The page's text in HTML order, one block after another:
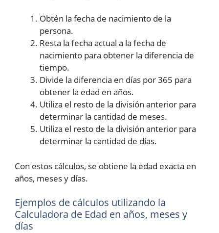
Obtén la fecha de nacimiento de la
persona.
Resta la fecha actual a la fecha de
nacimiento para obtener la diferencia de
tiempo.
Divide la diferencia en días por 365 para
obtener la edad en años.
Utiliza el resto de la división anterior para
determinar la cantidad de meses.
Utiliza el resto de la división anterior para
determinar la cantidad de días.
Con estos cálculos, se obtiene la edad exacta en
años, meses y días.
Ejemplos de cálculos utilizando la
Calculadora de Edad en años, meses y
días